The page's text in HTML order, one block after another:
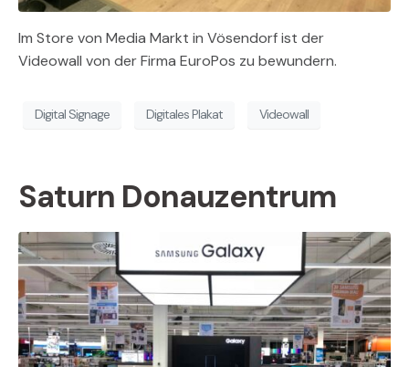
Im Store von Media Markt in Vösendorf ist der
Videowall von der Firma EuroPos zu bewundern.
Digital Signage Digitales Plakat Videowall
Saturn Donauzentrum